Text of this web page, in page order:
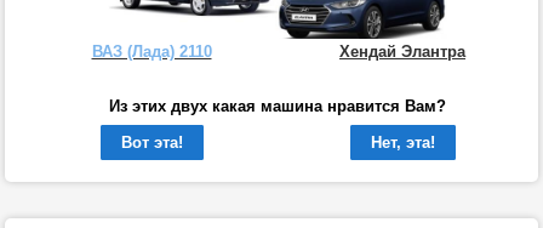
ВАЗ (Лада) 2110 Хендай Элантра
Из этих двух какая машина нравится Вам?
Вот эта!
Нет, эта!